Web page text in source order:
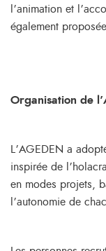
l’animation et
également
Organisation de
L’AGEDEN a
inspirée de
en modes projets,
l’autonomie de